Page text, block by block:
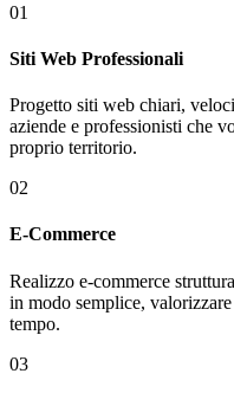
01
Siti Web Professionali
Progetto siti web chiari,
aziende e professionisti che
proprio territorio.
02
E-Commerce
Realizzo e-commerce
in modo semplice,
tempo.
03